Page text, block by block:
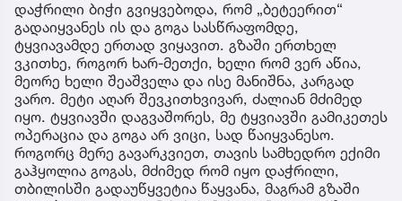
დაჭრილი ბიჭი გვიყვებოდა, რომ „ბეტეერით“
გადაიყვანეს ის და გოგა სასწრაფომდე,
ტყვიავამდე ერთად ვიყავით. გზაში ერთხელ
ვკითხე, როგორ ხარ-მეთქი, ხელი რომ ვერ აწია,
მეორე ხელი შეაშველა და ისე მანიშნა, კარგად
ვარო. მეტი აღარ შევკითხვივარ, ძალიან მძიმედ
იყო. ტყვიავში დაგვაშორეს, მე ტყვიავში გამიკეთეს
ოპერაცია და გოგა არ ვიცი, სად წაიყვანესო.
როგორც მერე გავარკვიეთ, თავის სამხედრო ექიმი
გაჰყოლია გოგას, მძიმედ რომ იყო დაჭრილი,
თბილისში გადაუწყვეტია წაყვანა, მაგრამ გზაში